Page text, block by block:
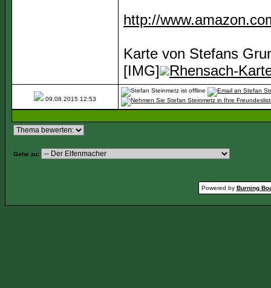
http://
Karte von Stefans
[IMG]
Rhensach-
09.08.2015 12:53
Gehe zu:
Powered by Burning